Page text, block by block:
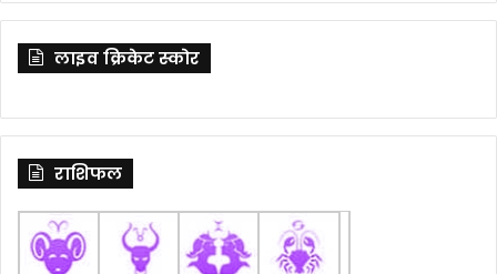
लाइव क्रिकेट स्कोर
राशिफल